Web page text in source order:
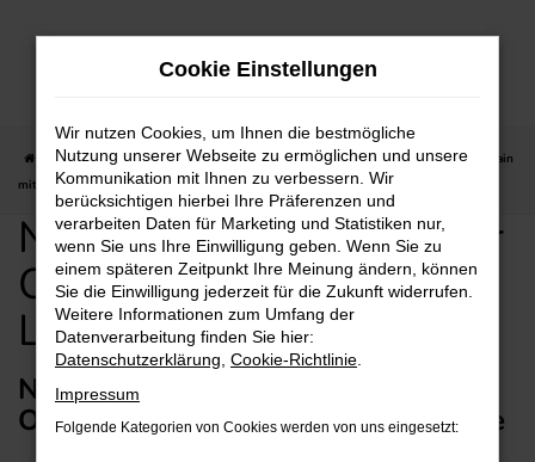
Zum
Startseite Offenbach am Main
Nissan günstig kaufen für Offenbach am Main
mit Lieferservice
Nissan günstig kaufen für
Offenbach am Main mit
Lieferservice
Nissan – unser Mobilitätstipp für
Offenbach am Main mit Lieferservice
Cookie Einstellungen
Wir nutzen Cookies, um Ihnen die bestmögliche
Nutzung unserer Webseite zu ermöglichen und unsere
Kommunikation mit Ihnen zu verbessern. Wir
berücksichtigen hierbei Ihre Präferenzen und
verarbeiten Daten für Marketing und Statistiken nur,
wenn Sie uns Ihre Einwilligung geben. Wenn Sie zu
einem späteren Zeitpunkt Ihre Meinung ändern, können
Sie die Einwilligung jederzeit für die Zukunft widerrufen.
Weitere Informationen zum Umfang der
Datenverarbeitung finden Sie hier:
Datenschutzerklärung Cookie-Richtlinie
Impressum
Folgende Kategorien von Cookies werden von uns eingesetzt: